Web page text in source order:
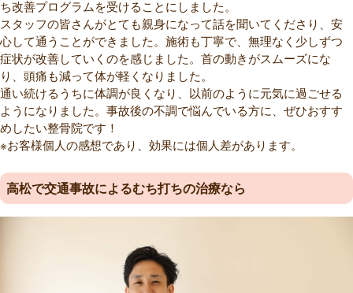
ち改善プログラムを受けることにしました。
スタッフの皆さんがとても親身になって話を聞いてくださり、安
心して通うことができました。施術も丁寧で、無理なく少しずつ
症状が改善していくのを感じました。首の動きがスムーズにな
り、頭痛も減って体が軽くなりました。
通い続けるうちに体調が良くなり、以前のように元気に過ごせる
ようになりました。事故後の不調で悩んでいる方に、ぜひおすす
めしたい整骨院です！
※お客様個人の感想であり、効果には個人差があります。
高松で交通事故によるむち打ちの治療なら